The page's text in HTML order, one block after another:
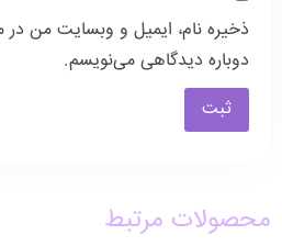
ذخیره نام، ایمیل و وبسایت من در
دوباره دیدگاهی می‌نویسم.
محصولات مرتبط